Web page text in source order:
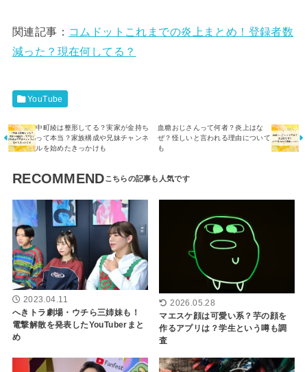
関連記事： コムドットこれまでの炎上まとめ！登録者数
減った？現在何してる？
YouTube
中町綾は整形してる？実家が金持ち
って本当？家族構成や兄妹チャンネ
ルを始めたきっかけも
血糖おじさんって何者？炎上はな
ぜ？怪しいと言われる理由について
も
RECOMMEND
2023.04.11
へきトラ劇場・ウチら三姉妹も！
電撃解散を発表したYouTuberまと
め
2026.05.28
マエスケ顔は可愛い系？芋の顔を
作るアプリは？学生という噂も調
査